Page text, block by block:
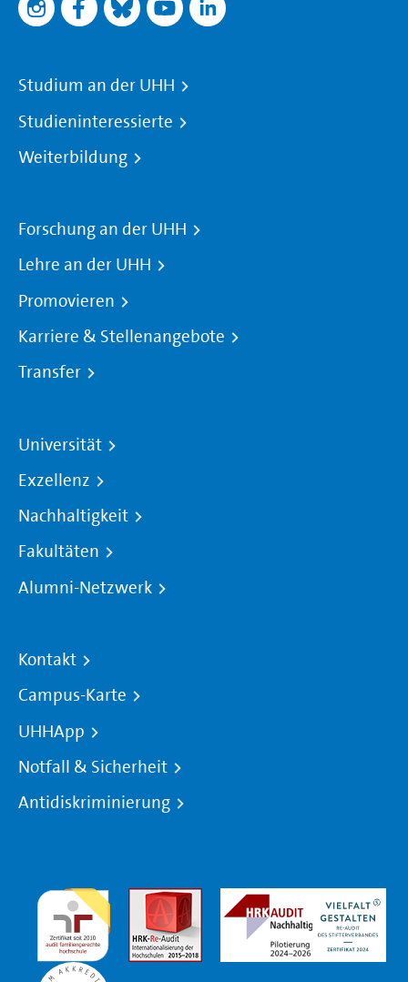
Studium an der UHH
Studieninteressierte
Weiterbildung
Forschung an der UHH
Lehre an der UHH
Promovieren
Karriere & Stellenangebote
Transfer
Universität
Exzellenz
Nachhaltigkeit
Fakultäten
Alumni-Netzwerk
Kontakt
Campus-Karte
UHHApp
Notfall & Sicherheit
Antidiskriminierung